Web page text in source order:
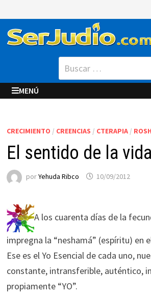
al
contenido
Buscar:
MENÚ
CRECIMIENTO / CREENCIAS / CTERAPIA/
El sentido de la vida
porYehuda Ribco 10/09/2012
A los cuarenta días de la
impregna la “neshamá” (espíritu) en
Ese es el Yo Esencial de cada uno,
constante, intransferible, auténtico,
propiamente “YO”.